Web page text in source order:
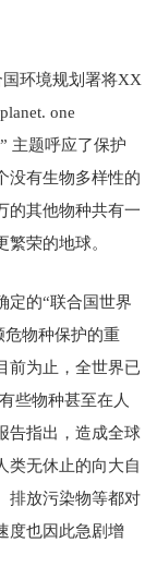
环境规划署将XX
one
主题呼应了保护
没有生物多样性的
的其他物种共有一
荣的地球。
定的“联合国世界
危物种保护的重
前为止，全世界已
些物种甚至在人
告指出，造成全球
类无休止的向大自
排放污染物等都对
度也因此急剧增